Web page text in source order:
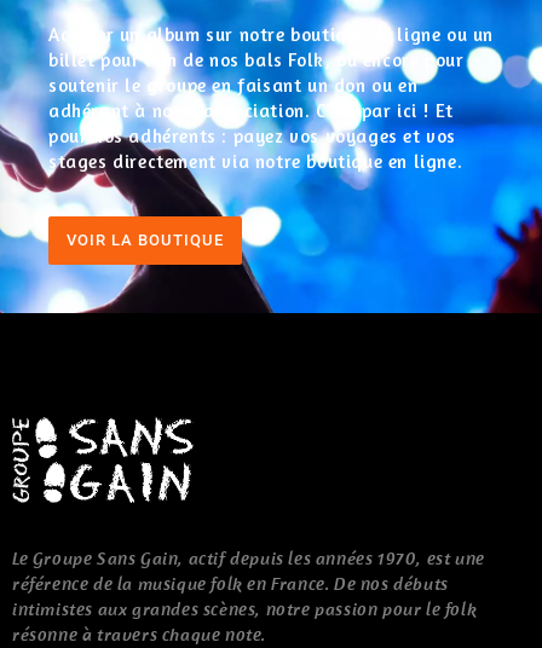
Acheter un album sur notre boutique en ligne ou un
billet pour l’un de nos bals Folk, ou encore pour
soutenir le groupe en faisant un don ou en
adhérant à notre association. C’est par ici ! Et
pour nos adhérents : payez vos voyages et vos
stages directement via notre boutique en ligne.
VOIR LA BOUTIQUE
Le Groupe Sans Gain, actif depuis les années 1970, est une
référence de la musique folk en France. De nos débuts
intimistes aux grandes scènes, notre passion pour le folk
résonne à travers chaque note.